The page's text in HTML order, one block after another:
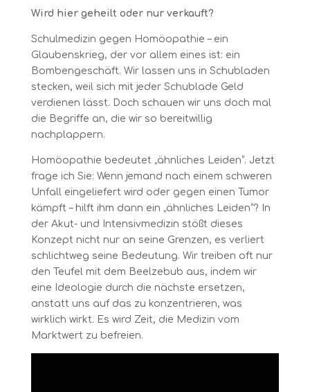
Wird hier geheilt oder nur verkauft?
Schulmedizin gegen Homöopathie – ein
Glaubenskrieg, der vor allem eines ist: ein
Bombengeschäft. Wir lassen uns in Schubladen
stecken, weil sich mit jeder Schublade Geld
verdienen lässt. Doch schauen wir uns doch mal
die Begriffe an, die wir so bereitwillig
nachplappern.
Homöopathie bedeutet „ähnliches Leiden“. Jetzt
frage ich Sie: Wenn jemand nach einem schweren
Unfall eingeliefert wird oder gegen einen Tumor
kämpft – hilft ihm dann ein „ähnliches Leiden“? In
der Akut- und Intensivmedizin stößt dieses
Konzept nicht nur an seine Grenzen, es verliert
schlichtweg seine Bedeutung. Wir treiben oft nur
den Teufel mit dem Beelzebub aus, indem wir
eine Ideologie durch die nächste ersetzen,
anstatt uns auf das zu konzentrieren, was
wirklich wirkt. Es wird Zeit, die Medizin vom
Marktwert zu befreien.